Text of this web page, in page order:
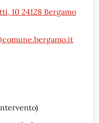
10 24128 Bergamo